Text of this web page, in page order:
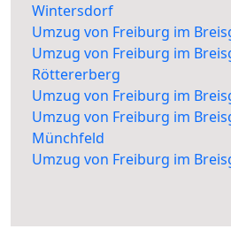
Wintersdorf
Umzug von Freiburg im
Umzug von Freiburg im
Röttererberg
Umzug von Freiburg im
Umzug von Freiburg im
Münchfeld
Umzug von Freiburg im